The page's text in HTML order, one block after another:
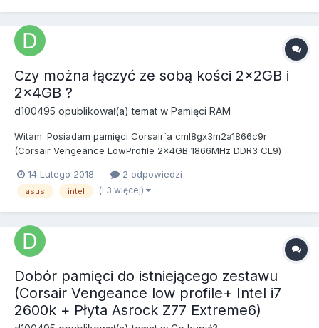
Czy można łączyć ze sobą kości 2x2GB i
2x4GB ?
d100495 opublikował(a) temat w Pamięci RAM
Witam. Posiadam pamięci Corsair`a cml8gx3m2a1866c9r
(Corsair Vengeance LowProfile 2x4GB 1866MHz DDR3 CL9)
taktowaniu 1866MHz i chciałbym do nich dołożyć kości G.Skill
RipjawsX DDR3 2x2GB 1600MHz CL9 XMP (F3-12800CL9D-
14 Lutego 2018 2 odpowiedzi
asus intel (i 3 więcej)
Dobór pamięci do istniejącego zestawu
(Corsair Vengeance low profile+ Intel i7
2600k + Płyta Asrock Z77 Extreme6)